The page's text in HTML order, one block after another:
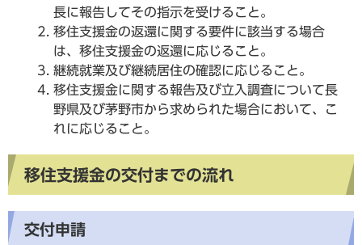
長に報告してその指示を受けること。
移住支援金の返還に関する要件に該当する場合
は、移住支援金の返還に応じること。
継続就業及び継続居住の確認に応じること。
移住支援金に関する報告及び立入調査について長
野県及び茅野市から求められた場合において、こ
れに応じること。
移住支援金の交付までの流れ
交付申請